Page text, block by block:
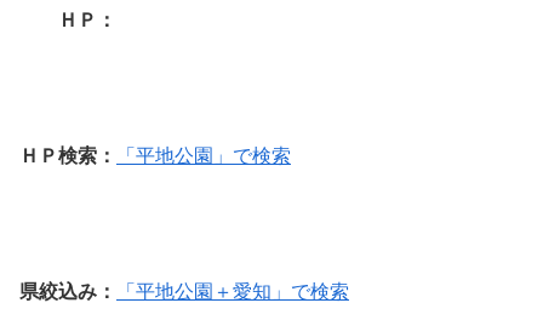
ＨＰ：
ＨＰ検索： 「平地公園」で検索
県絞込み： 「平地公園＋愛知」で検索